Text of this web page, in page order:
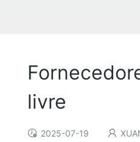
livre
2025-07-19